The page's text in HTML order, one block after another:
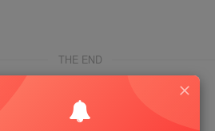
THE END